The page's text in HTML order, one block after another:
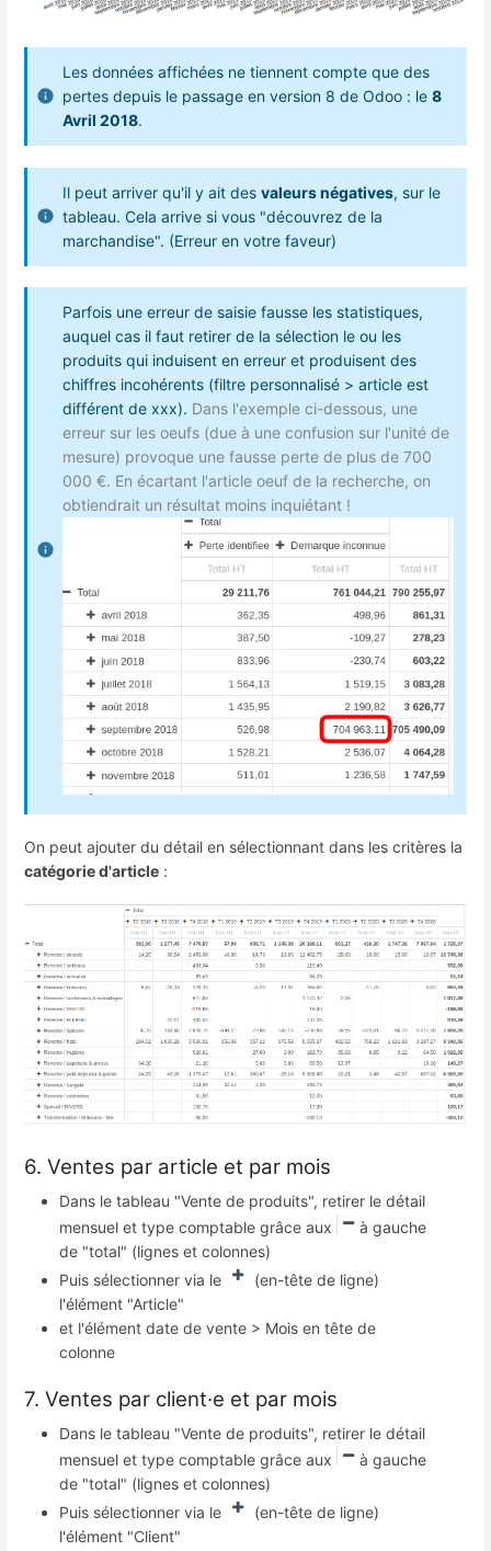
Les données affichées ne tiennent compte que des
pertes depuis le passage en version 8 de Odoo : le 8
Avril 2018.
Il peut arriver qu'il y ait des valeurs négatives, sur le
tableau. Cela arrive si vous "découvrez de la
marchandise". (Erreur en votre faveur)
Parfois une erreur de saisie fausse les statistiques,
auquel cas il faut retirer de la sélection le ou les
produits qui induisent en erreur et produisent des
chiffres incohérents (filtre personnalisé > article est
différent de xxx). Dans l'exemple ci-dessous, une
erreur sur les oeufs (due à une confusion sur l'unité de
mesure) provoque une fausse perte de plus de 700
000 €. En écartant l'article oeuf de la recherche, on
obtiendrait un résultat moins inquiétant !
On peut ajouter du détail en sélectionnant dans les critères la
catégorie d'article :
6. Ventes par article et par mois
Dans le tableau "Vente de produits", retirer le détail
mensuel et type comptable grâce aux
à gauche
de "total" (lignes et colonnes)
Puis sélectionner via le
(en-tête de ligne)
l'élément "Article"
et l'élément date de vente > Mois en tête de
colonne
7. Ventes par client·e et par mois
Dans le tableau "Vente de produits", retirer le détail
mensuel et type comptable grâce aux
à gauche
de "total" (lignes et colonnes)
Puis sélectionner via le
(en-tête de ligne)
l'élément "Client"